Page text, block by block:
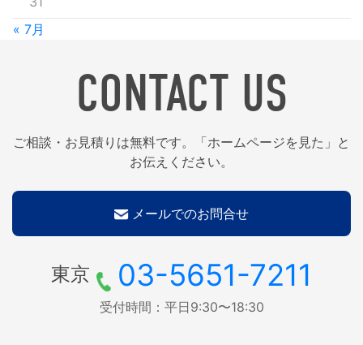
« 7月
CONTACT US
ご相談・お見積りは無料です。「ホームページを見た」と
お伝えください。
メールでのお問合せ
東京 03-5651-7211
受付時間：平日9:30〜18:30